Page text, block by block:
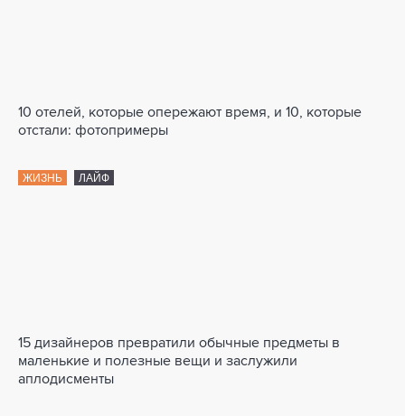
10 отелей, которые опережают время, и 10, которые
отстали: фотопримеры
ЖИЗНЬ ЛАЙФ
15 дизайнеров превратили обычные предметы в
маленькие и полезные вещи и заслужили
аплодисменты